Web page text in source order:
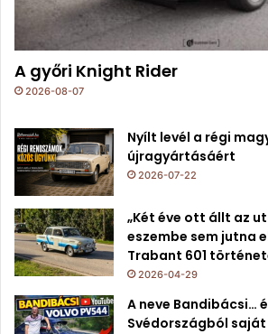
A győri Knight Rider
2026-08-07
Nyílt levél a régi
újragyártásáért
2026-07-22
„Két éve ott állt az
eszembe sem jutna
Trabant 601
2026-04-29
A neve Bandibácsi…
Svédországból